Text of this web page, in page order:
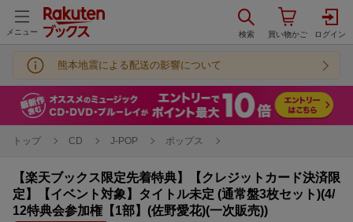
メニュー
熊本地震による配送の影響について
トップ CD J-POP ポップス
【楽天ブックス限定先着特典】【クレジットカード決済限
定】【イベント対象】タイトル未定 (通常盤3枚セット)(4/
12特典会参加権【1部】(佐野愛花)(一次販売))